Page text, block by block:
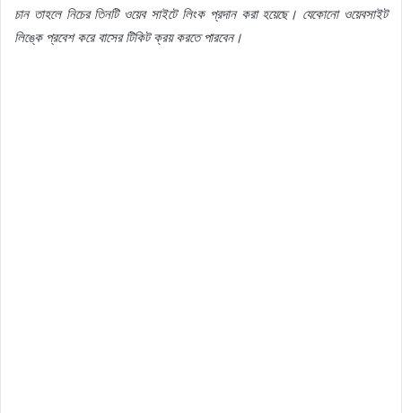
চান তাহলে নিচের তিনটি ওয়েব সাইটে লিংক প্রদান করা হয়েছে। যেকোনো ওয়েবসাইট
লিঙ্কে প্রবেশকরেবাসেরটিকিটক্রয়করতেপারবেন।